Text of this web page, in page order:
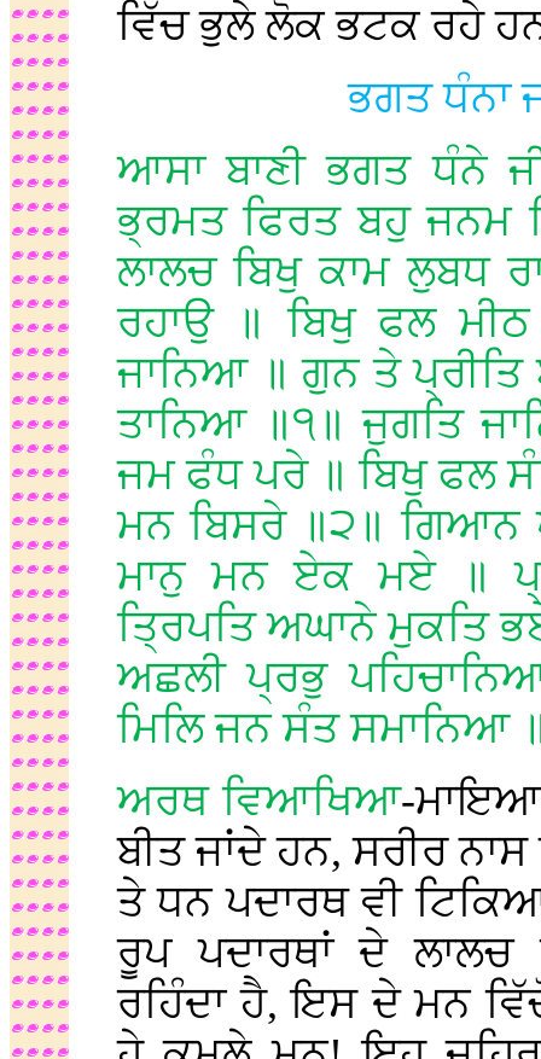
ਵਿੱਚ ਭੁਲੇ ਲੋਕ ਭਟਕ ਰਹੇ
ਭਗਤ ਧੰਨਾ
ਆਸਾ ਬਾਣੀ ਭਗਤ ਧੰਨੇ
ਭ੍ਰਮਤ ਫਿਰਤ ਬਹੁ ਜਨਮ
ਲਾਲਚ ਬਿਖੁ ਕਾਮ ਲੁਬਧ
ਰਹਾਉ ॥ ਬਿਖੁ ਫਲ
ਜਾਨਿਆ ॥ ਗੁਨ ਤੇ ਪ੍ਰੀਤਿ
ਤਾਨਿਆ ॥੧॥ ਜੁਗਤਿ
ਜਮ ਫੰਧ ਪਰੇ ॥ ਬਿਖੁ ਫਲ
ਮਨ ਬਿਸਰੇ ॥੨॥
ਮਾਨੁ ਮਨ ਏਕ ਮਏ ॥
ਤ੍ਰਿਪਤਿ ਅਘਾਨੇ ਮੁਕਤਿ
ਅਛਲੀ ਪ੍ਰਭੁ
ਮਿਲਿ ਜਨ ਸੰਤ ਸਮਾਨਿਆ
ਅਰਥ ਵਿਆਖਿਆ-
ਬੀਤ ਜਾਂਦੇ ਹਨ, ਸਰੀਰ
ਤੇ ਧਨ ਪਦਾਰਥ ਵੀ
ਰੂਪ ਪਦਾਰਥਾਂ ਦੇ ਲਾਲਚ
ਰਹਿੰਦਾ ਹੈ, ਇਸ ਦੇ ਮਨ